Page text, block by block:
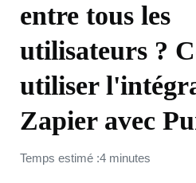
entre tous les
utilisateurs ?
utiliser
Zapier avec
Temps estimé :4 minutes